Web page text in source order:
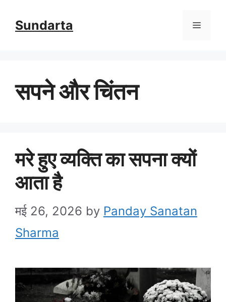
Sundarta Menu
सपने और चिंतन
मरे हुए व्यक्ति का सपना क्यों
आता है
मई 26, 2026 by Panday Sanatan
Sharma